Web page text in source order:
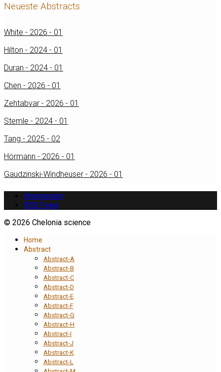
Neueste Abstracts
White - 2026 - 01
Hilton - 2024 - 01
Duran - 2024 - 01
Chen - 2026 - 01
Zehtabvar - 2026 - 01
Stemle - 2024 - 01
Tang - 2025 - 02
Hörmann - 2026 - 01
Gaudzinski-Windheuser - 2026 - 01
Impressum
RSS Feed
© 2026 Chelonia science
Home
Abstract
Abstract-A
Abstract-B
Abstract-C
Abstract-D
Abstract-E
Abstract-F
Abstract-G
Abstract-H
Abstract-I
Abstract-J
Abstract-K
Abstract-L